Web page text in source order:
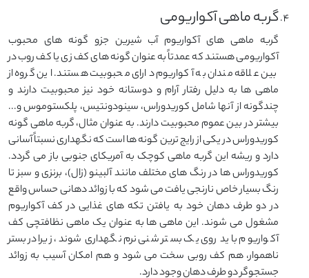
گربه ماهی آکواریومی
گربه ماهی های آکواریوم آب شیرین جزو گونه های محبوب
آکواریومی هستند که عمدتاً به عنوان گونه های کف زی یا کف روب در
بین علاقه مندان به آکواریوم دارای محبوبیت هستند. این گروه از
ماهی ها به دلیل رفتار آرام و دوستانه خود نیز محبوبیت دارند و
چندگونه از آنها شامل کوریدوراس، سینودونتیس، پلکستوموس و...
بیشتر در بین عموم محبوبیت دارند. به عنوان مثال، گربه ماهی گونه
کوریدوراس در یکی از رایج ترین گونه ها است که نگهداری نسبتاً آسانی
دارد و ریشه این گربه ماهی کوچک به آمریکای جنوبی باز می گردد.
کوریدوراس ها در رنگ های مختلف مانند آلبینو (زال)، برنزی و سبز تا
رنگ بسیار خاص نارنجی یافت می شود که با زوائد دهانی حساس واقع
در دو طرف دهان خود به یافتن تکه های غذایی در کف آکواریوم
مشغول می شوند. این ماهی ها به عنوان یک ماهی نظافتچی کف
آکواریوم باید روی یک بستر شنی نرم نگهداری شوند، زیرا در بستر
ناهموار، هم کف روبی سخت می شود و هم امکان آسیب به زوائد
جستجوگر دو طرف دهان وجود دارد.